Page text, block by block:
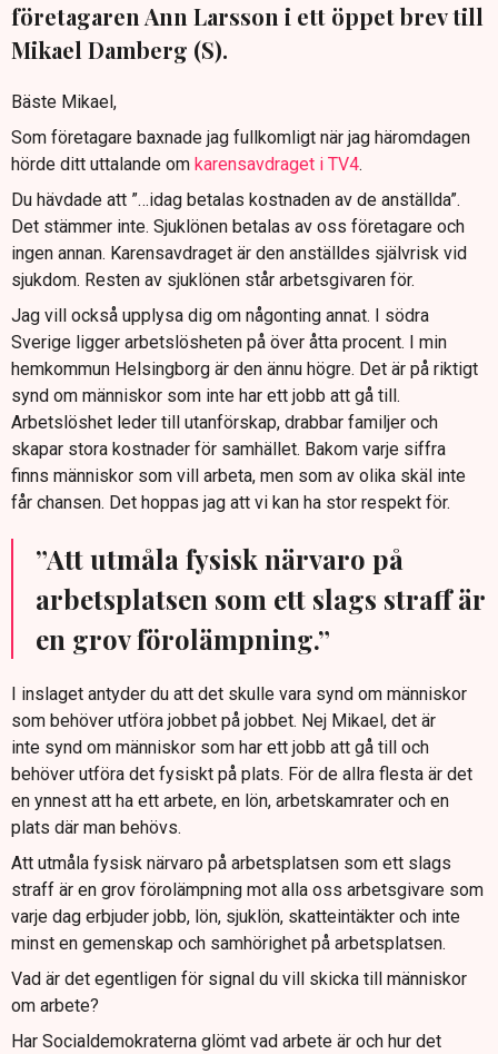
företagaren Ann Larsson i ett öppet brev till
Mikael Damberg (S).
Bäste Mikael,
Som företagare baxnade jag fullkomligt när jag häromdagen
hörde ditt uttalande om karensavdraget i TV4.
Du hävdade att ”…idag betalas kostnaden av de anställda”.
Det stämmer inte. Sjuklönen betalas av oss företagare och
ingen annan. Karensavdraget är den anställdes självrisk vid
sjukdom. Resten av sjuklönen står arbetsgivaren för.
Jag vill också upplysa dig om någonting annat. I södra
Sverige ligger arbetslösheten på över åtta procent. I min
hemkommun Helsingborg är den ännu högre. Det är på riktigt
synd om människor som inte har ett jobb att gå till.
Arbetslöshet leder till utanförskap, drabbar familjer och
skapar stora kostnader för samhället. Bakom varje siffra
finns människor som vill arbeta, men som av olika skäl inte
får chansen. Det hoppas jag att vi kan ha stor respekt för.
”Att utmåla fysisk närvaro på
arbetsplatsen som ett slags straff är
en grov förolämpning.”
I inslaget antyder du att det skulle vara synd om människor
som behöver utföra jobbet på jobbet. Nej Mikael, det är
inte synd om människor som har ett jobb att gå till och
behöver utföra det fysiskt på plats. För de allra flesta är det
en ynnest att ha ett arbete, en lön, arbetskamrater och en
plats där man behövs.
Att utmåla fysisk närvaro på arbetsplatsen som ett slags
straff är en grov förolämpning mot alla oss arbetsgivare som
varje dag erbjuder jobb, lön, sjuklön, skatteintäkter och inte
minst en gemenskap och samhörighet på arbetsplatsen.
Vad är det egentligen för signal du vill skicka till människor
om arbete?
Har Socialdemokraterna glömt vad arbete är och hur det